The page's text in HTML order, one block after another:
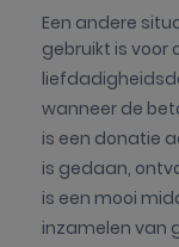
Een andere
gebruikt is
wanneer de
is een donatie
is gedaan,
is een mooi
inzamelen van